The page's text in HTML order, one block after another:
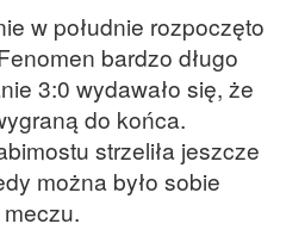
w południe rozpoczęto
bardzo długo
3:0 wydawało się, że
do końca.
strzeliła jeszcze
można było sobie